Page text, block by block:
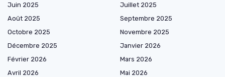
Juin 2025
Juillet 2025
Août 2025
Septembre 2025
Octobre 2025
Novembre 2025
Décembre 2025
Janvier 2026
Février 2026
Mars 2026
Avril 2026
Mai 2026